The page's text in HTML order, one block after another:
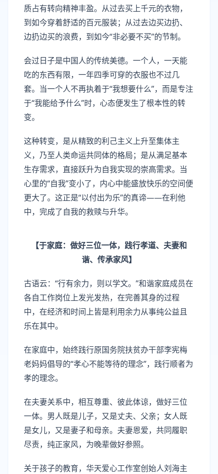
质占有转向精神丰盈。从过去买上千元的衣物，
到如今穿着舒适的百元服装；从过去边买边扔、
边扔边买的浪费，到如今“非必要不买”的节制。
会过日子是中国人的传统美德。一个人，一天能
吃的东西有限，一年四季可穿的衣服也不过几
套。当一个人不再执着于“我想要什么”，而是专注
于“我能给予什么”时，心态便发生了根本性的转
变。
这种转变，是从精致的利己主义上升至集体主
义，乃至人类命运共同体的格局；是从满足基本
生存需求，直接跃升为自我实现的崇高需求。当
心里的“自我”变小了，内心中能盛放快乐的空间便
更大了。这正是“以付出为乐”的真谛——在利他
中，完成了自我的救赎与升华。
【于家庭：做好三位一体，践行孝道、夫妻和
谐、传承家风】
古语云：“行有余力，则以学文。”和谐家庭成员在
各自工作岗位上发光发热，在完善其身的过程
中，在经济和时间上皆是利用余力从事纯公益且
乐在其中。
在家庭中，始终践行原国务院扶贫办干部李宪梅
老妈妈倡导的“孝心不能等待的理念”，践行顺者为
孝的理念。
在夫妻关系中，相互尊重、彼此体谅，做好三位
一体。男人既是儿子，又是丈夫、父亲；女人既
是女儿，又是妻子和母亲。夫妻恩爱，共同履职
尽责，纯正家风，为晚辈做好参照。
关于孩子的教育，华天爱心工作室创始人刘海主